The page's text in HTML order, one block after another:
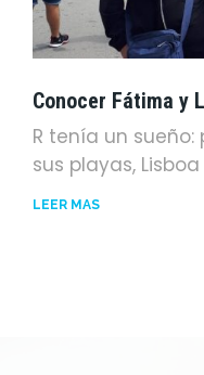
Conocer Fátima y
R tenía un
sus playas, Lisboa
LEER MÁS